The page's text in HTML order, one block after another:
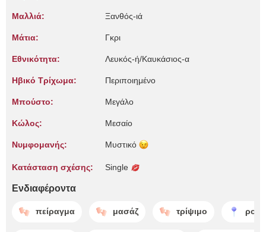
Μαλλιά: Ξανθός-ιά
Μάτια: Γκρι
Εθνικότητα: Λευκός-ή/Καυκάσιος-α
Ηβικό Τρίχωμα: Περιποιημένο
Μπούστο: Μεγάλο
Κώλος: Μεσαίο
Νυμφομανής: Μυστικό
Κατάσταση σχέσης: Single
Ενδιαφέροντα
πείραγμα μασάζ τρίψιμο